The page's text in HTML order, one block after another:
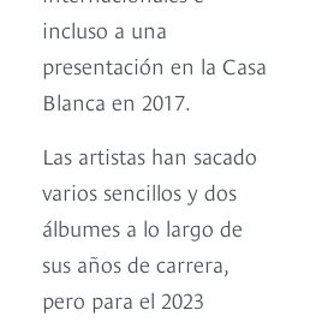
incluso a una
presentación en la Casa
Blanca en 2017.
Las artistas han sacado
varios sencillos y dos
álbumes a lo largo de
sus años de carrera,
pero para el 2023